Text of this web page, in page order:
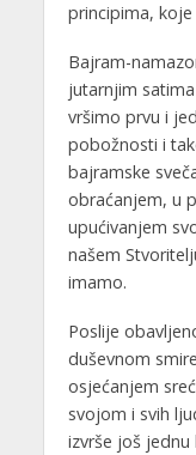
principima, koje
Bajram-
jutarnjim
vršimo prvu i
pobožnosti i
bajramske
obraćanjem, u
upućivanjem
našem
imamo.
Poslije
duševnom
osjećanjem
svojom i svih
izvrše još jednu